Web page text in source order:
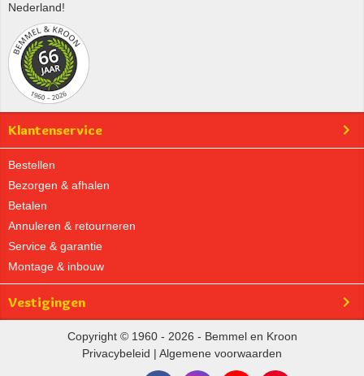
Nederland!
Klantenservice
Bestellen
Bezorgen & afhalen
Betalen
Annuleren & retourneren
Service & garantie
Montage & inbouw
Vestigingen
Copyright © 1960 - 2026 - Bemmel en Kroon
Privacybeleid | Algemene voorwaarden